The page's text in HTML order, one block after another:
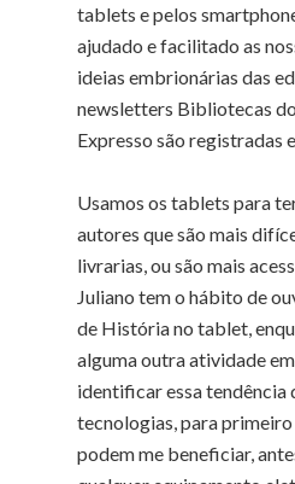
tablets e pelos
ajudado e facilitado as
ideias embrionárias das
newsletters Bibliotecas
Expresso são registradas
Usamos os tablets para
autores que são mais
livrarias, ou são mais
Juliano tem o hábito de
de História no tablet,
alguma outra atividade
identificar essa tendência
tecnologias, para
podem me beneficiar,